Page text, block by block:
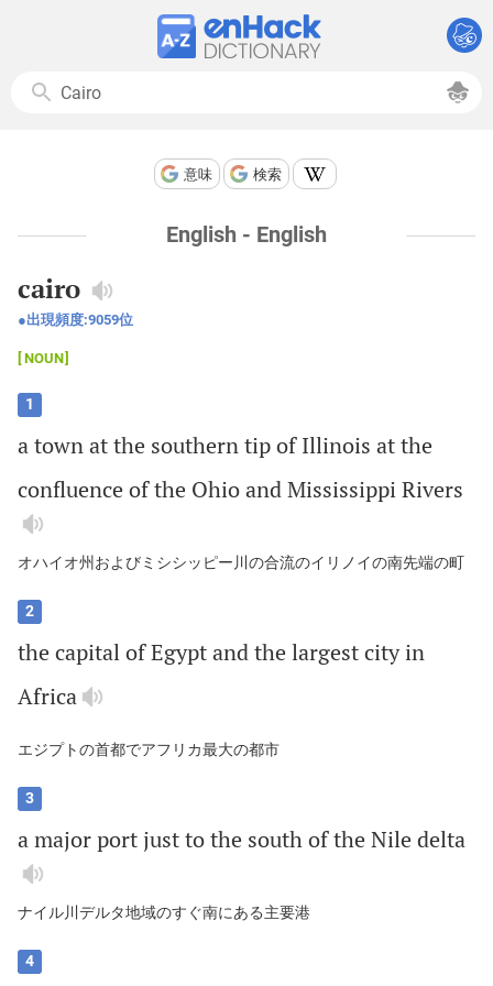
意味 検索
English - English
cairo
出現頻度:9059位
NOUN
1
atownatthe southerntipof Illinois atthe
confluence ofthe OhioandMississippiRivers
オハイオ州およびミシシッピー川の合流のイリノイの南先端の町
2
the capitalofEgyptandthe largestcity in
Africa
エジプトの首都でアフリカ最大の都市
3
amajorport justtothe southofthe Nile delta
ナイル川デルタ地域のすぐ南にある主要港
4